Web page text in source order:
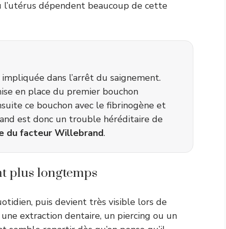
l’utérus dépendent beaucoup de cette
dans l’arrêt du saignement.
en place du premier bouchon
ce bouchon avec le fibrinogène et
est donc un trouble héréditaire de
du facteur Willebrand.
plus longtemps
puis devient très visible lors de
extraction dentaire, un piercing ou un